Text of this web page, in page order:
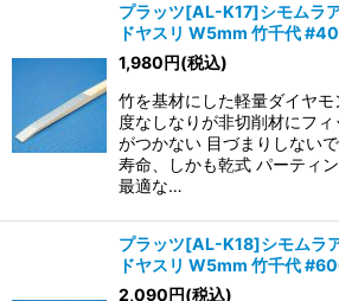
プラッツ[AL-K17]シモムラ
ドヤスリ W5mm 竹千代
1,980円(税込)
竹を基材にした軽量ダイヤ
度なしなりが非切削材にフ
がつかない 目づまりしない
寿命、しかも乾式 パーティ
最適な…
プラッツ[AL-K18]シモムラ
ドヤスリ W5mm 竹千代
2,090円(税込)